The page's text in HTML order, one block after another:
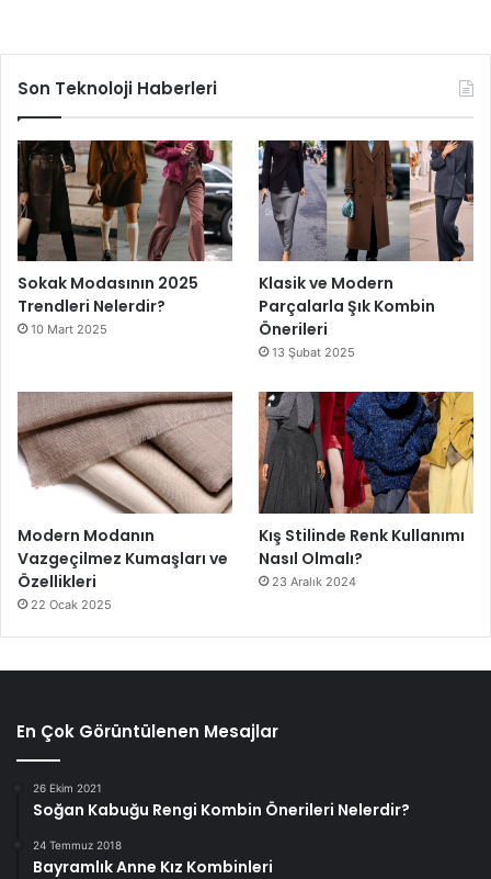
Son Teknoloji Haberleri
Sokak Modasının 2025
Trendleri Nelerdir?
10 Mart 2025
Klasik ve Modern
Parçalarla Şık Kombin
Önerileri
13 Şubat 2025
Modern Modanın
Vazgeçilmez Kumaşları ve
Özellikleri
22 Ocak 2025
Kış Stilinde Renk Kullanımı
Nasıl Olmalı?
23 Aralık 2024
En Çok Görüntülenen Mesajlar
26 Ekim 2021
Soğan Kabuğu Rengi Kombin Önerileri Nelerdir?
24 Temmuz 2018
Bayramlık Anne Kız Kombinleri